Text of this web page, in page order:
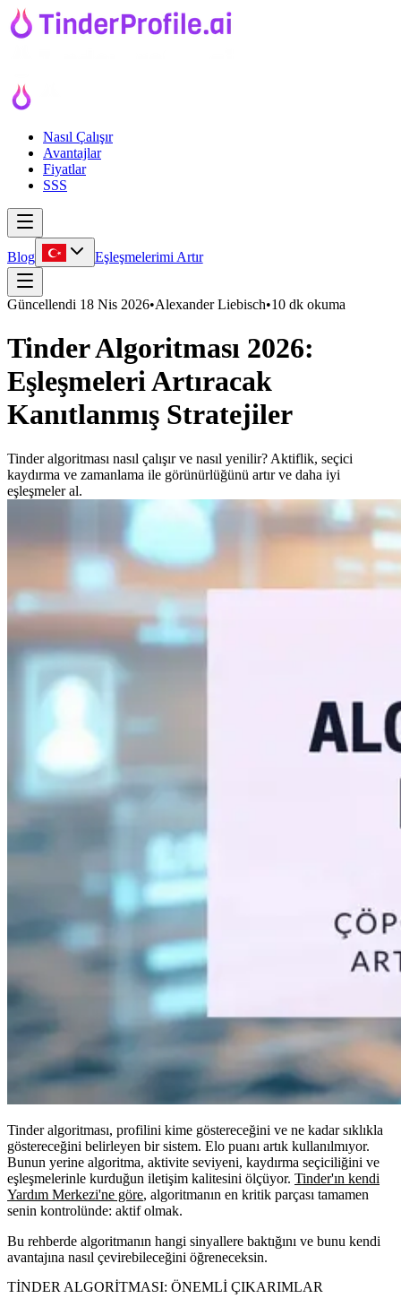
Nasıl Çalışır
Avantajlar
Fiyatlar
SSS
Blog Eşleşmelerimi Artır
Güncellendi 18 Nis 2026•Alexander Liebisch•10 dk okuma
Tinder Algoritması 2026:
Eşleşmeleri Artıracak
Kanıtlanmış Stratejiler
Tinder algoritması nasıl çalışır ve nasıl yenilir? Aktiflik, seçici
kaydırma ve zamanlama ile görünürlüğünü artır ve daha iyi
eşleşmeler al.
Tinder algoritması, profilini kime göstereceğini ve ne kadar sıklıkla
göstereceğini belirleyen bir sistem. Elo puanı artık kullanılmıyor.
Bunun yerine algoritma, aktivite seviyeni, kaydırma seçiciliğini ve
eşleşmelerinle kurduğun iletişim kalitesini ölçüyor. Tinder'ın kendi
Yardım Merkezi'ne göre, algoritmanın en kritik parçası tamamen
senin kontrolünde: aktif olmak.
Bu rehberde algoritmanın hangi sinyallere baktığını ve bunu kendi
avantajına nasıl çevirebileceğini öğreneceksin.
TINDER ALGORITMASI: ÖNEMLI ÇIKARIMLAR